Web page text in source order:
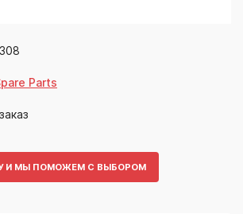
Parts
И МЫ ПОМОЖЕМ С ВЫБОРОМ